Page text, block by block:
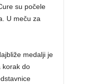
su počele
U meču za
medalji je
korak do